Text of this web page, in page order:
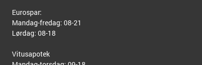
Eurospar:
Mandag-fredag: 08-21
Lørdag: 08-18
Vitusapotek